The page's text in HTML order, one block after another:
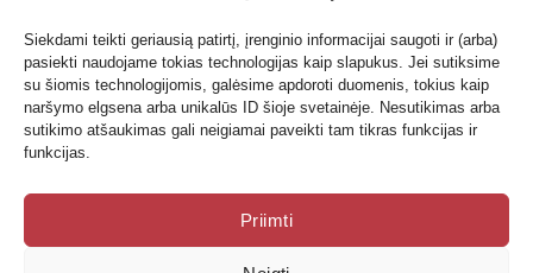
Siekdami teikti geriausią patirtį, įrenginio informacijai saugoti ir (arba)
pasiekti naudojame tokias technologijas kaip slapukus. Jei sutiksime
su šiomis technologijomis, galėsime apdoroti duomenis, tokius kaip
naršymo elgsena arba unikalūs ID šioje svetainėje. Nesutikimas arba
sutikimo atšaukimas gali neigiamai paveikti tam tikras funkcijas ir
funkcijas.
Priimti
Informacija
Grąžinimas
Garantijos ir privatumo politika